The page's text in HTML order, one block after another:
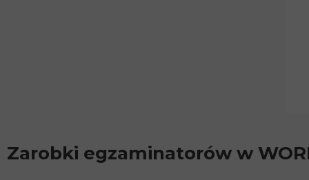
Zarobki egzaminatorów w